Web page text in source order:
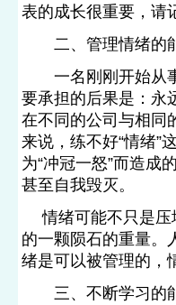
表的成长很重要，请
二、管理情绪的
一名刚刚开始从事
要承担的后果是：永
在不同的公司与相同
来说，练不好“情绪”
为“冲冠一怒”而造成
甚至自我毁灭。
情绪可能不只是压
的一颗陨石的重量。
绪是可以被管理的，
三、不断学习